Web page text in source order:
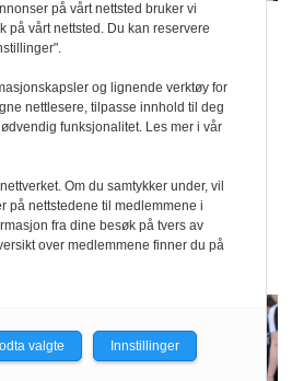
norsk
er redd for
til fotballfest får
til å vise verden en
på nærhet,
på vårt nettsted bruker vi
på vårt nettsted. Du kan reservere
og lignende verktøy for
nettlesere, tilpasse innhold til deg
funksjonalitet. Les mer i vår
Om du samtykker under, vil
på nettstedene til medlemmene i
fra dine besøk på tvers av
over medlemmene finner du på
valgte Innstillinger